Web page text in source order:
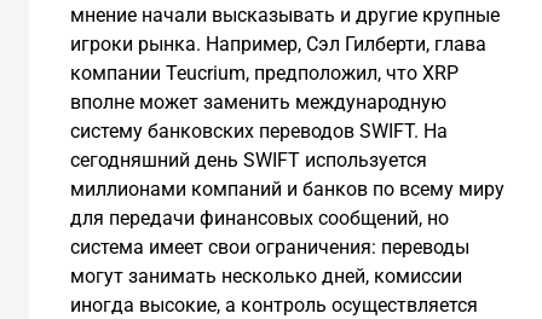
мнение начали высказывать и другие крупные
игроки рынка. Например, Сэл Гилберти, глава
компании Teucrium, предположил, что XRP
вполне может заменить международную
систему банковских переводов SWIFT. На
сегодняшний день SWIFT используется
миллионами компаний и банков по всему миру
для передачи финансовых сообщений, но
система имеет свои ограничения: переводы
могут занимать несколько дней, комиссии
иногда высокие, а контроль осуществляется